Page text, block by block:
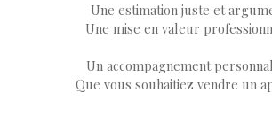
Une estimation juste et
Une mise en valeur
Un accompagnement
Que vous souhaitiez vendre un